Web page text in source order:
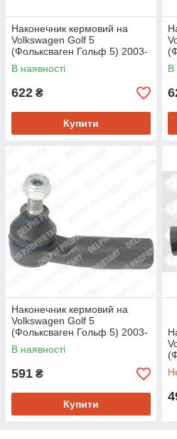
Наконечник кермовий на
Volkswagen Golf 5
(Фольксваген Гольф 5) 2003-
->2009 Moog VOES1868
В наявності
622 ₴
Купити
-
В
Наконечник кермовий на
Volkswagen Golf 5
(Фольксваген Гольф 5) 2003-
->2009 Delphi TA1915
В наявності
591 ₴
Купити
-